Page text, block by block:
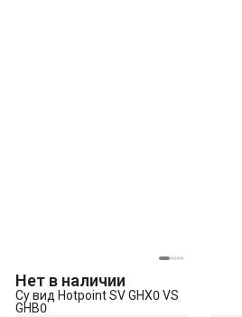
Нет в наличии
Су вид Hotpoint SV GHX0 VS
GHB0